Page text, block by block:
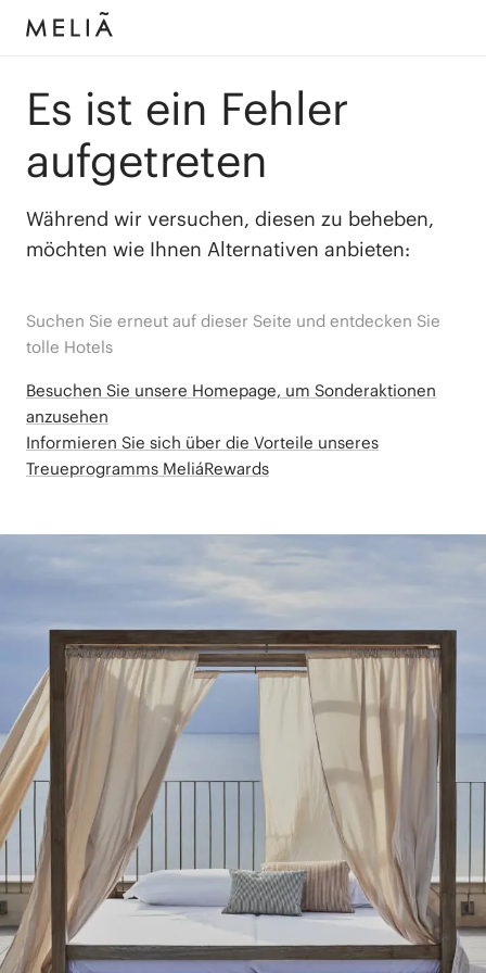
Es ist ein Fehler
aufgetreten
Während wir versuchen, diesen zu beheben,
möchten wie Ihnen Alternativen anbieten:
Suchen Sie erneut auf dieser Seite und entdecken Sie
tolle Hotels
Besuchen Sie unsere Homepage, um Sonderaktionen
anzusehen
Informieren Sie sich über die Vorteile unseres
Treueprogramms MeliáRewards